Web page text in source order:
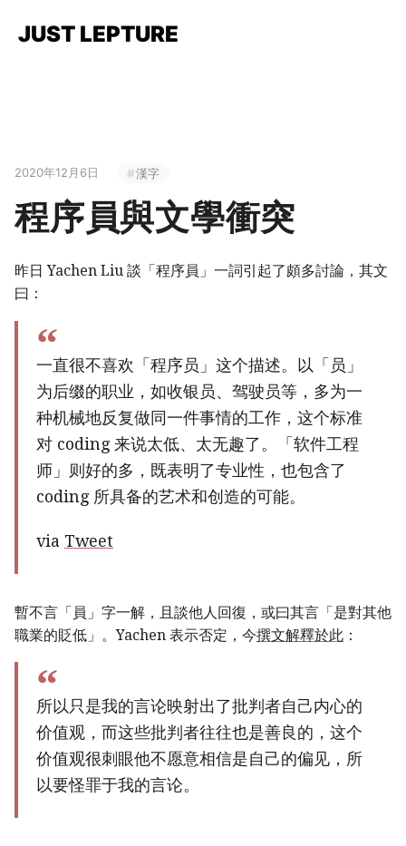
JUST LEPTURE
2020年12月6日 漢字
程序員與文學衝突
昨日 Yachen Liu 談「程序員」一詞引起了頗多討論，其文
曰：
一直很不喜欢「程序员」这个描述。以「员」
为后缀的职业，如收银员、驾驶员等，多为一
种机械地反复做同一件事情的工作，这个标准
对 coding 来说太低、太无趣了。「软件工程
师」则好的多，既表明了专业性，也包含了
coding 所具备的艺术和创造的可能。
via Tweet
暫不言「員」字一解，且談他人回復，或曰其言「是對其他
職業的貶低」。Yachen 表示否定，今撰文解釋於此 ：
所以只是我的言论映射出了批判者自己内心的
价值观，而这些批判者往往也是善良的，这个
价值观很刺眼他不愿意相信是自己的偏见，所
以要怪罪于我的言论。